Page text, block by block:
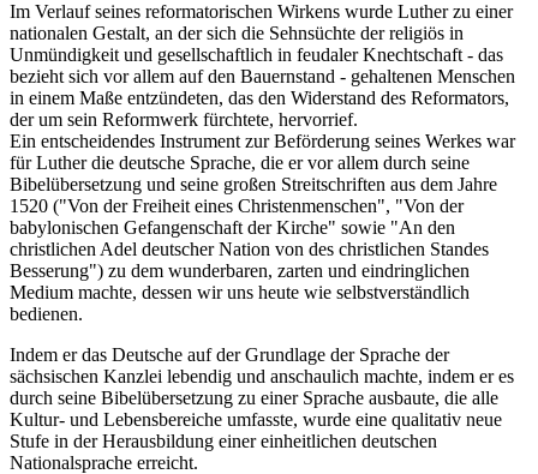
Im Verlauf seines reformatorischen Wirkens wurde Luther zu einer
nationalen Gestalt, an der sich die Sehnsüchte der religiös in
Unmündigkeit und gesellschaftlich in feudaler Knechtschaft - das
bezieht sich vor allem auf den Bauernstand - gehaltenen Menschen
in einem Maße entzündeten, das den Widerstand des Reformators,
der um sein Reformwerk fürchtete, hervorrief.
Ein entscheidendes Instrument zur Beförderung seines Werkes war
für Luther die deutsche Sprache, die er vor allem durch seine
Bibelübersetzung und seine großen Streitschriften aus dem Jahre
1520 ("Von der Freiheit eines Christenmenschen", "Von der
babylonischen Gefangenschaft der Kirche" sowie "An den
christlichen Adel deutscher Nation von des christlichen Standes
Besserung") zu dem wunderbaren, zarten und eindringlichen
Medium machte, dessen wir uns heute wie selbstverständlich
bedienen.
Indem er das Deutsche auf der Grundlage der Sprache der
sächsischen Kanzlei lebendig und anschaulich machte, indem er es
durch seine Bibelübersetzung zu einer Sprache ausbaute, die alle
Kultur- und Lebensbereiche umfasste, wurde eine qualitativ neue
Stufe in der Herausbildung einer einheitlichen deutschen
Nationalsprache erreicht.